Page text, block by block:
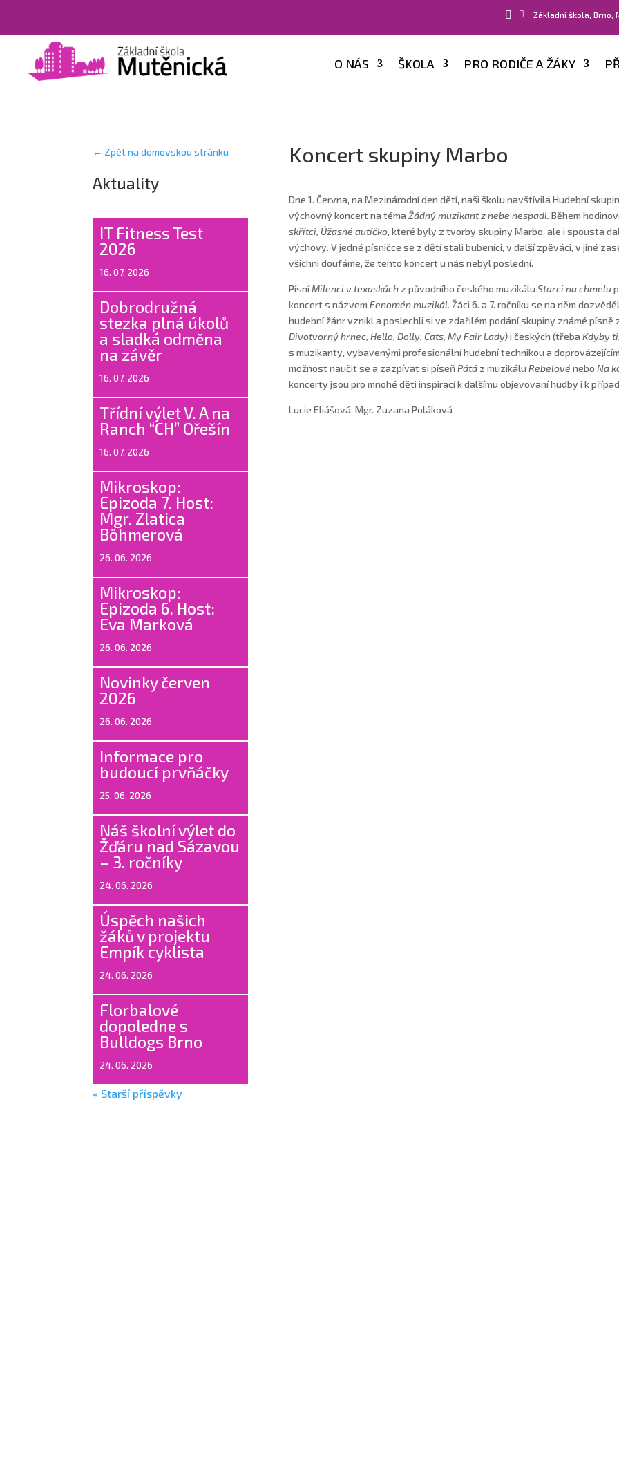
  Základní škola, Brno,
O NÁS ŠKOLA PRO RODIČE A ŽÁKY
← Zpět na domovskou stránku
Aktuality
IT Fitness Test
2026
16. 07. 2026
Dobrodružná
stezka plná úkolů
a sladká odměna
na závěr
16. 07. 2026
Třídní výlet V. A na
Ranch “CH” Ořešín
16. 07. 2026
Mikroskop:
Epizoda 7. Host:
Mgr. Zlatica
Böhmerová
26. 06. 2026
Mikroskop:
Epizoda 6. Host:
Eva Marková
26. 06. 2026
Novinky červen
2026
26. 06. 2026
Informace pro
budoucí prvňáčky
25. 06. 2026
Náš školní výlet do
Žďáru nad Sázavou
– 3. ročníky
24. 06. 2026
Úspěch našich
žáků v projektu
Empík cyklista
24. 06. 2026
Florbalové
dopoledne s
Bulldogs Brno
24. 06. 2026
« Starší příspěvky
Koncert skupiny Marbo
Dne 1. Června, na Mezinárodní den dětí, naši školu navštívila Hudební
výchovný koncert na téma Žádný muzikant z nebe nespadl. Během
skřítci, Úžasné autíčko, které byly z tvorby skupiny Marbo, ale i spousta
výchovy. V jedné písničce se z dětí stali bubeníci, v další zpěváci, v jiné
všichni doufáme, že tento koncert u nás nebyl poslední.
PísníMilenci v texaskáchz původního českého muzikálu Starci na chmelu
koncert s názvem Fenomén muzikál. Žáci 6. a 7. ročníku se na něm
hudební žánr vznikl a poslechli si ve zdařilém podání skupiny známé
Divotvorný hrnec, Hello, Dolly, Cats, My Fair Lady)i českých (třeba Kdyby
s muzikanty, vybavenými profesionální hudební technikou a
možnost naučit se a zazpívat si píseňPátá z muzikálu Rebelové nebo Na
koncerty jsou pro mnohé děti inspirací k dalšímu objevovaní hudby i k
Lucie Eliášová, Mgr. Zuzana Poláková